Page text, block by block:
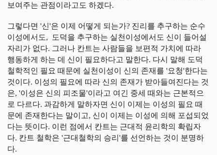
보여주는 관점이라고도 하겠다.
그렇다면 '신'은 이제 어떻게 되는가? 진리를 추구하는 순수
이성에서도, 도덕을 추구하는 실천이성에서도 신이 들어설
자리가 없다. 그러나 칸트는 사람들을 보편적 가치에 따라
행동하게 하는 데 신이 필요하다고 말한다. 다시 말해 도덕
철학적인 필요 때문에 실천이성이 신의 존재를 '요청'한다는
것이다. 이성의 필요에 따라 신의 존재가 받아들여진다는 것
은, '이성은 신의 피조물'이라고 여긴 중세 때와는 근본적으
로 다르다. 과감하게 말하자면 신이 이제는 이성의 필요 때
문에 존재한다는 말이고, 신이 이제는 이성에 의해 포섭되었
다는 뜻이다. 이런 점에서 칸트는 근대적 윤리학의 확립자
다. 칸트 철학은 '근대철학의 승리'를 선언하는 것이 분명하
다.